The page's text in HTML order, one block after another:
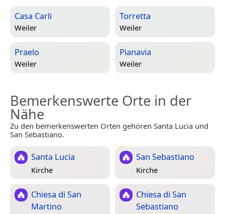
Casa Carli
Weiler
Torretta
Weiler
Praelo
Weiler
Pianavia
Weiler
Bemerkenswerte Orte in der
Nähe
Zu den bemerkenswerten Orten gehören Santa Lucia und
San Sebastiano.
Santa Lucia
Kirche
San Sebastiano
Kirche
Chiesa di San
Martino
Chiesa di San
Sebastiano